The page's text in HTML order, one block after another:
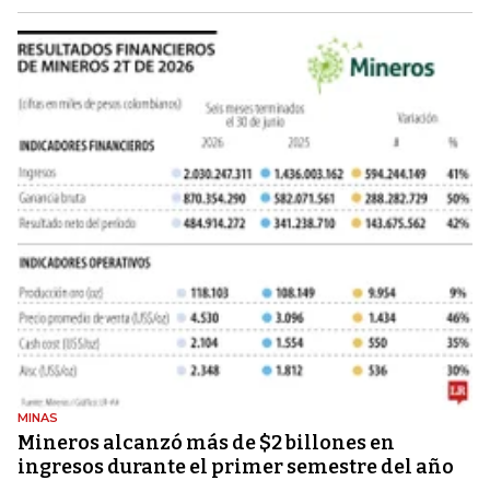
MINAS
Mineros alcanzó más de $2 billones en
ingresos durante el primer semestre del año